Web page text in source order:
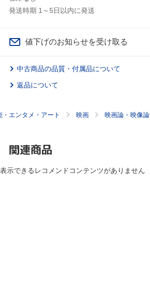
発送時期 1～5日以内に発送
値下げのお知らせを受け取る
中古商品の品質・付属品について
返品について
・エンタメ・アート 映画 映画論・映像論
関連商品
表示できるレコメンドコンテンツがありません